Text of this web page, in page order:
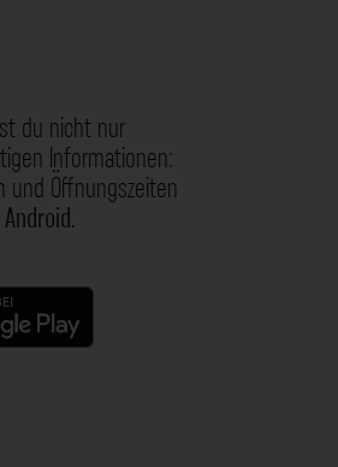
du nicht nur
Informationen:
und Öffnungszeiten
Android.